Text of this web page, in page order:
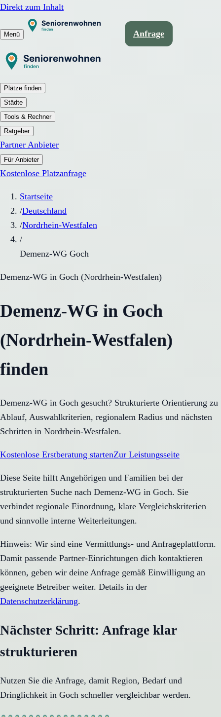
Direkt zum Inhalt
Menü Anfrage
Plätze finden
Städte
Tools & Rechner
Ratgeber
Partner Anbieter
Für Anbieter
Kostenlose Platzanfrage
Startseite
/Deutschland
/Nordrhein-Westfalen
/
Demenz-WG Goch
Demenz-WG in Goch (Nordrhein-Westfalen)
Demenz-WG in Goch
(Nordrhein-Westfalen)
finden
Demenz-WG in Goch gesucht? Strukturierte Orientierung zu
Ablauf, Auswahlkriterien, regionalem Radius und nächsten
Schritten in Nordrhein-Westfalen.
Kostenlose Erstberatung startenZur Leistungsseite
Diese Seite hilft Angehörigen und Familien bei der
strukturierten Suche nach Demenz-WG in Goch. Sie
verbindet regionale Einordnung, klare Vergleichskriterien
und sinnvolle interne Weiterleitungen.
Hinweis: Wir sind eine Vermittlungs- und Anfrageplattform.
Damit passende Partner-Einrichtungen dich kontaktieren
können, geben wir deine Anfrage gemäß Einwilligung an
geeignete Betreiber weiter. Details in der
Datenschutzerklärung.
Nächster Schritt: Anfrage klar
strukturieren
Nutzen Sie die Anfrage, damit Region, Bedarf und
Dringlichkeit in Goch schneller vergleichbar werden.